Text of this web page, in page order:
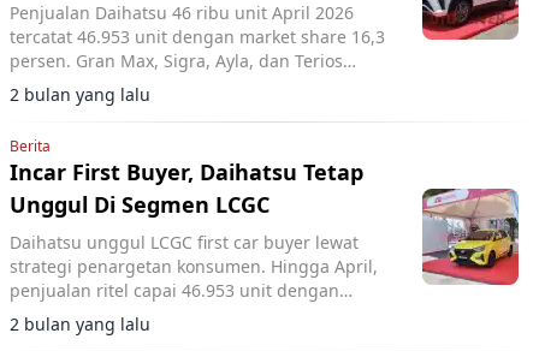
Penjualan Daihatsu 46 ribu unit April 2026
tercatat 46.953 unit dengan market share 16,3
persen. Gran Max, Sigra, Ayla, dan Terios
menjadi kontributor utama penjualan.
2 bulan yang lalu
Berita
Incar First Buyer, Daihatsu Tetap
Unggul Di Segmen LCGC
Daihatsu unggul LCGC first car buyer lewat
strategi penargetan konsumen. Hingga April,
penjualan ritel capai 46.953 unit dengan
pangsa pasar 16,3 persen dan posisi merek
otomotif nomor dua.
2 bulan yang lalu